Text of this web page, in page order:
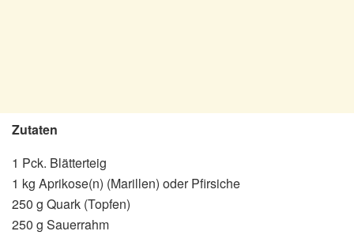
Zutaten
1 Pck. Blätterteig
1 kg Aprikose(n) (Marillen) oder Pfirsiche
250 g Quark (Topfen)
250 g Sauerrahm